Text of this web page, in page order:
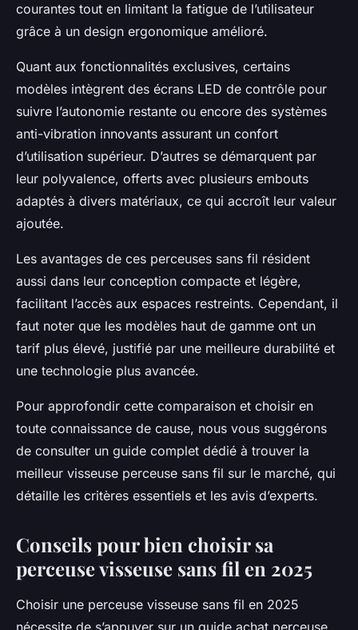
courantes tout en limitant la fatigue de l’utilisateur
grâce à un design ergonomique amélioré.
Quant aux fonctionnalités exclusives, certains
modèles intègrent des écrans LED de contrôle pour
suivre l’autonomie restante ou encore des systèmes
anti-vibration innovants assurant un confort
d’utilisation supérieur. D’autres se démarquent par
leur polyvalence, offerts avec plusieurs embouts
adaptés à divers matériaux, ce qui accroît leur valeur
ajoutée.
Les avantages de ces perceuses sans fil résident
aussi dans leur conception compacte et légère,
facilitant l’accès aux espaces restreints. Cependant, il
faut noter que les modèles haut de gamme ont un
tarif plus élevé, justifié par une meilleure durabilité et
une technologie plus avancée.
Pour approfondir cette comparaison et choisir en
toute connaissance de cause, nous vous suggérons
de consulter un guide complet dédié à trouver la
meilleur visseuse perceuse sans fil sur le marché, qui
détaille les critères essentiels et les avis d’experts.
Conseils pour bien choisir sa
perceuse visseuse sans fil en 2025
Choisir une perceuse visseuse sans fil en 2025
nécessite de s’appuyer sur un guide achat perceuse